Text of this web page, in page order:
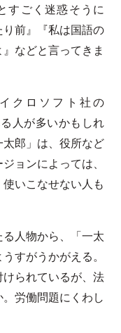
すごく迷惑そうに
り前』『私は国語の
などと言ってきま
クロソフト社の
人が多いかもしれ
郎」は、役所など
ョンによっては、
いこなせない人も
人物から、「一太
すがうかがえる。
けられているが、法
労働問題にくわし